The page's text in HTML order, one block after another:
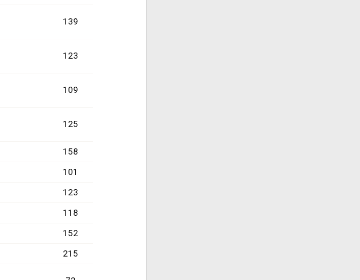
139
123
109
125
158
101
123
118
152
215